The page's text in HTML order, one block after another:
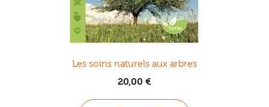
Les soins naturels aux arbres
20,00 €